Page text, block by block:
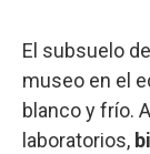
El subsuelo
museo en el
blanco y frío.
laboratorios,